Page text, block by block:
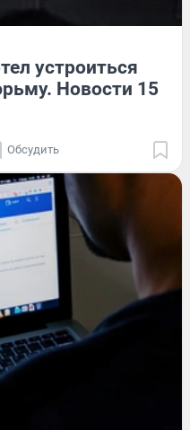
устроиться
Новости 15
Обсудить